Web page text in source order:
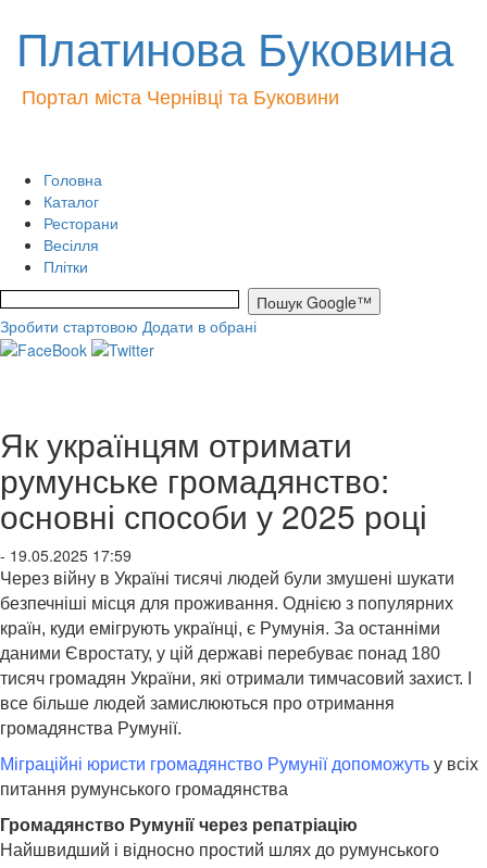
Платинова Буковина
Портал міста Чернівці та Буковини
Головна
Каталог
Ресторани
Весілля
Плітки
Зробити стартовою Додати в обрані
Як українцям отримати
румунське громадянство:
основні способи у 2025 році
- 19.05.2025 17:59
Через війну в Україні тисячі людей були змушені шукати
безпечніші місця для проживання. Однією з популярних
країн, куди емігрують українці, є Румунія. За останніми
даними Євростату, у цій державі перебуває понад 180
тисяч громадян України, які отримали тимчасовий захист. І
все більше людей замислюються про отримання
громадянства Румунії.
Міграційні юристи громадянство Румунії допоможуть у всіх
питання румунського громадянства
Громадянство Румунії через репатріацію
Найшвидший і відносно простий шлях до румунського